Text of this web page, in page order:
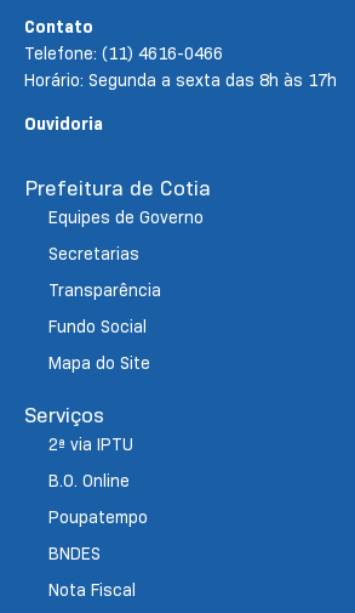
Contato
Telefone: (11) 4616-0466
Horário: Segunda a sexta das 8h às 17h
Ouvidoria
Prefeitura de Cotia
Equipes de Governo
Secretarias
Transparência
Fundo Social
Mapa do Site
Serviços
2ª via IPTU
B.O. Online
Poupatempo
BNDES
Nota Fiscal